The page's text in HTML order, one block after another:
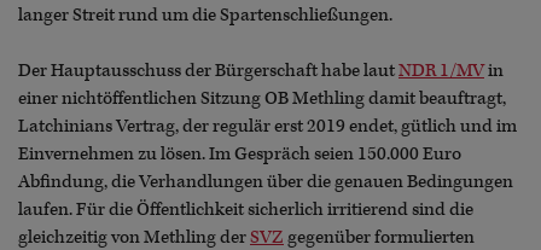
langer Streit rund um die Spartenschließungen.
Der Hauptausschuss der Bürgerschaft habe lautNDR 1/MVin
einer nichtöffentlichen Sitzung OB Methling damit beauftragt,
Latchinians Vertrag, der regulär erst 2019 endet, gütlich und im
Einvernehmen zu lösen. Im Gespräch seien 150.000 Euro
Abfindung, die Verhandlungen über die genauen Bedingungen
laufen. Für die Öffentlichkeit sicherlich irritierend sind die
gleichzeitig von Methling derSVZ gegenüber formulierten